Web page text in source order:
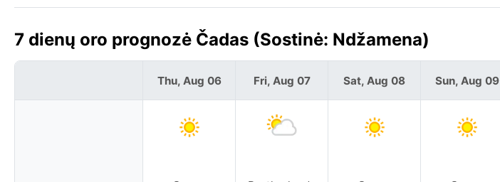
7 dienų oro prognozė Čadas (Sostinė: Ndžamena)
Thu, Aug 06 Fri, Aug 07 Sat, Aug 08 Sun, Aug 09